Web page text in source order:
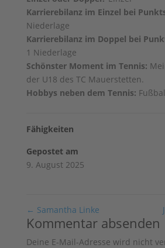
Karrierebilanz im Einzel bei
Niederlage
Karrierebilanz im Doppel bei
1 Niederlage
Schönster Moment im Tennis:
der U18 des TC Mauerstetten.
Hobbys neben dem Tennis:
Fähigkeiten
Gepostet am
9. August 2025
← Samantha Linke
Kommentar absenden
Deine E-Mail-Adresse wird nicht